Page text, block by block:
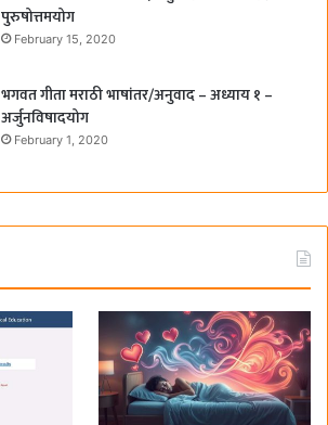
पुरुषोत्तमयोग
February 15, 2020
भगवत गीता मराठी भाषांतर/अनुवाद – अध्याय १ –
अर्जुनविषादयोग
February 1, 2020